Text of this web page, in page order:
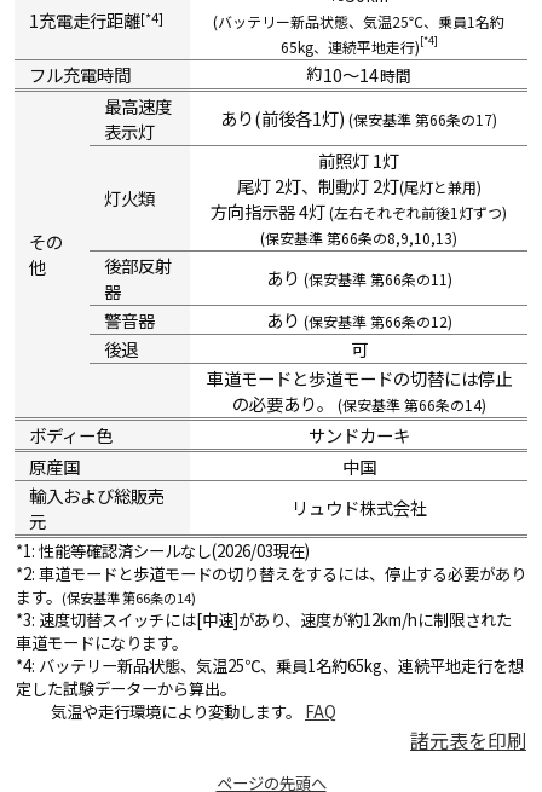
1充電走行距離 *4
(バッテリー新品状態、気温25℃、乗員1名約
65kg、連続平地走行) *4
フル充電時間 約10〜14時間
その
他
最高速度
表示灯
あり(前後各1灯) (保安基準 第66条の17)
灯火類
前照灯 1灯
尾灯 2灯、制動灯 2灯(尾灯と兼用)
方向指示器 4灯(左右それぞれ前後1灯ずつ)
(保安基準 第66条の8,9,10,13)
後部反射
器
あり (保安基準 第66条の11)
警音器 あり (保安基準 第66条の12)
後退
可
車道モードと歩道モードの切替には停止
の必要あり。
(保安基準 第66条の14)
ボディー色
サンドカーキ
原産国
中国
輸入および総販売
元
リュウド株式会社
*1: 性能等確認済シールなし(2026/03現在)
*2: 車道モードと歩道モードの切り替えをするには、停止する必要があり
ます。 (保安基準 第66条の14)
*3: 速度切替スイッチには[中速]があり、速度が約12km/hに制限された
車道モードになります。
*4: バッテリー新品状態、気温25℃、乗員1名約65kg、連続平地走行を想
定した試験データーから算出。
気温や走行環境により変動します。 FAQ
諸元表を印刷
ページの先頭へ